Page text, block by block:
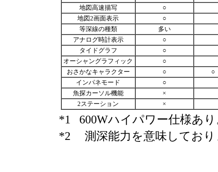
地図高速描写
○
地図2画面表示
○
等深線の種類
多い
アナログ時計表示
○
タイドグラフ
○
オーシャングラフィック
○
おさかなキャラクター
○
○
インパネモード
○
魚探カーソル機能
×
2ステーション
×
*1
600Wハイパワー仕様あ
*2
測深能力を意味してお